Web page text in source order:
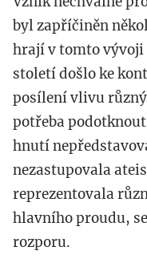
byl zapříčiněn
hrají v tomto vývoji
století došlo ke
posílení vlivu
potřeba
hnutí
nezastupovala
reprezentovala
hlavního proudu,
rozporu.